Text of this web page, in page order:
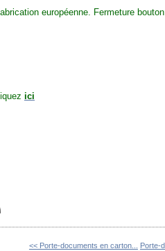
européenne. Fermeture
ici
<< Porte-documents en carton... Porte-